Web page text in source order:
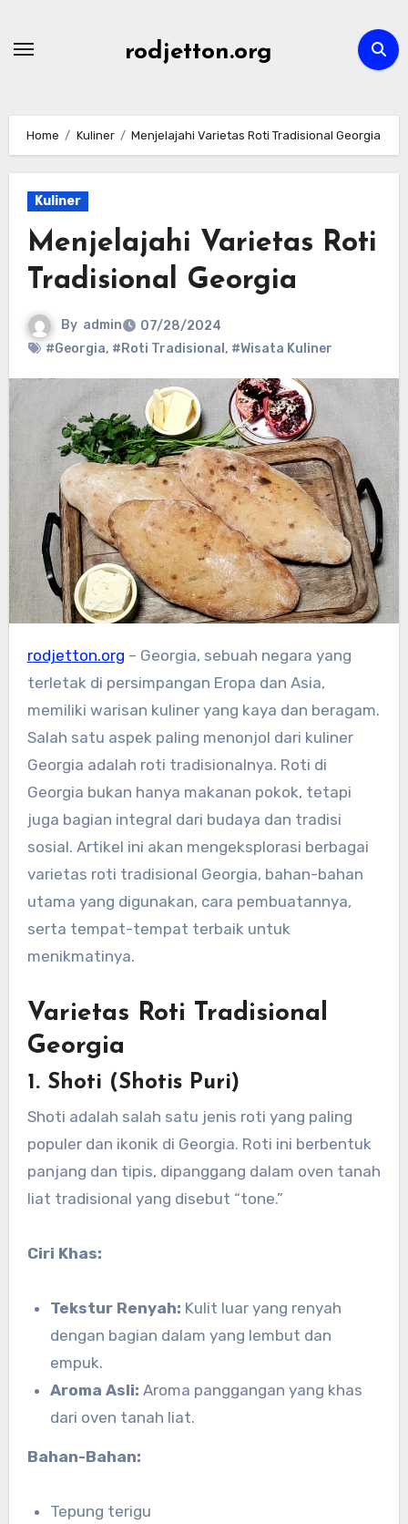
rodjetton.org
Home Kuliner Menjelajahi Varietas Roti Tradisional Georgia
Kuliner
Menjelajahi Varietas Roti
Tradisional Georgia
By admin
07/28/2024
#Georgia, #Roti Tradisional , #Wisata Kuliner
rodjetton.org – Georgia, sebuah negara yang
terletak di persimpangan Eropa dan Asia,
memiliki warisan kuliner yang kaya dan beragam.
Salah satu aspek paling menonjol dari kuliner
Georgia adalah roti tradisionalnya. Roti di
Georgia bukan hanya makanan pokok, tetapi
juga bagian integral dari budaya dan tradisi
sosial. Artikel ini akan mengeksplorasi berbagai
varietas roti tradisional Georgia, bahan-bahan
utama yang digunakan, cara pembuatannya,
serta tempat-tempat terbaik untuk
menikmatinya.
Varietas Roti Tradisional
Georgia
1. Shoti (Shotis Puri)
Shoti adalah salah satu jenis roti yang paling
populer dan ikonik di Georgia. Roti ini berbentuk
panjang dan tipis, dipanggang dalam oven tanah
liat tradisional yang disebut “tone.”
Ciri Khas:
Tekstur Renyah: Kulit luar yang renyah
dengan bagian dalam yang lembut dan
empuk.
Aroma Asli: Aroma panggangan yang khas
dari oven tanah liat.
Bahan-Bahan:
Tepung terigu